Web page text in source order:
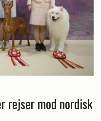
rejser mod nordisk